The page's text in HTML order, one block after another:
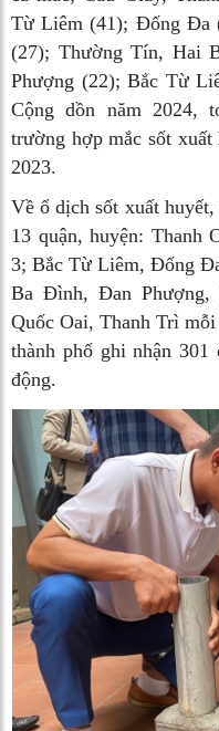
Từ Liêm (41); Đống Đa
(27); Thường Tín, Hai
Phượng (22); Bắc Từ
Cộng dồn năm 2024,
trường hợp mắc sốt
2023.
Về ổ dịch sốt xuất
13 quận, huyện: Thanh
3; Bắc Từ Liêm, Đống
Ba Đình, Đan
Quốc Oai, Thanh Trì
thành phố ghi nhận
động.